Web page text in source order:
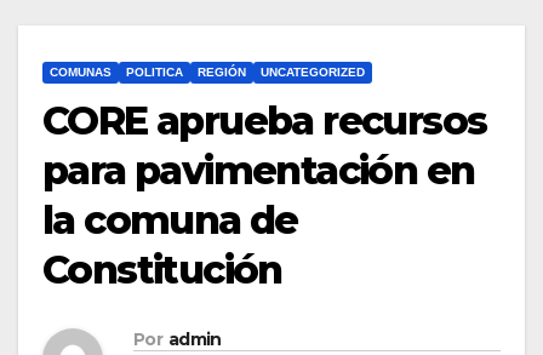
COMUNAS POLITICA REGIÓN UNCATEGORIZED
CORE aprueba recursos
para pavimentación en
la comuna de
Constitución
Por admin